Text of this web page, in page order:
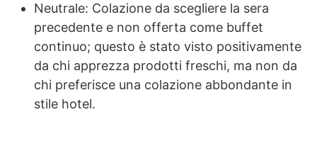
Neutrale: Colazione da scegliere la sera
precedente e non offerta come buffet
continuo; questo è stato visto positivamente
da chi apprezza prodotti freschi, ma non da
chi preferisce una colazione abbondante in
stile hotel.